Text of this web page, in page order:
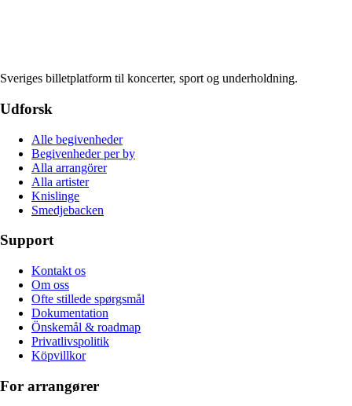
Sveriges billetplatform til koncerter, sport og underholdning.
Udforsk
Alle begivenheder
Begivenheder per by
Alla arrangörer
Alla artister
Knislinge
Smedjebacken
Support
Kontakt os
Om oss
Ofte stillede spørgsmål
Dokumentation
Önskemål & roadmap
Privatlivspolitik
Köpvillkor
For arrangører